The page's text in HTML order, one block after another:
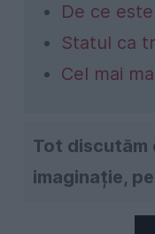
De ce
Statul ca
Cel mai
Tot discutăm
imaginație,